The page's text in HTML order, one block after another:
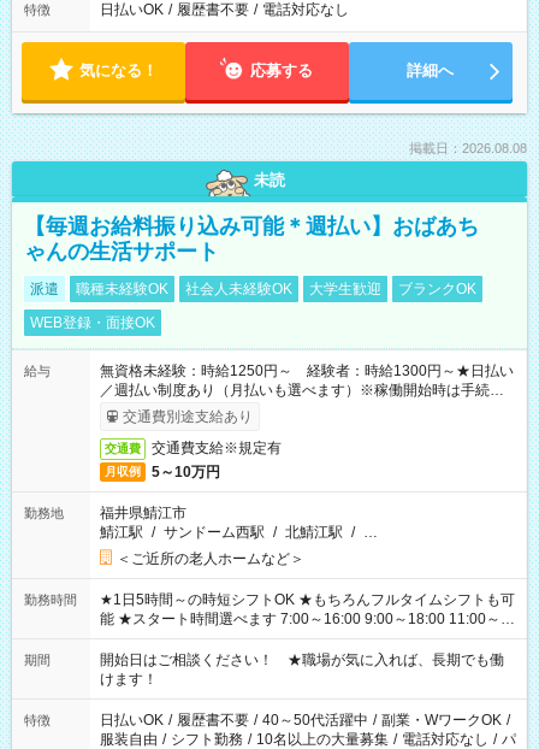
特徴 日払いOK / 履歴書不要 / 電話対応なし
気になる！ 応募する 詳細へ
掲載日：2026.08.08
未読
【毎週お給料振り込み可能＊週払い】おばあち
ゃんの生活サポート
派遣 職種未経験OK 社会人未経験OK 大学生歓迎
ブランクOK
WEB登録・面接OK
給与
無資格未経験：時給1250円～ 経験者：時給1300円～★日払い
／週払い制度あり（月払いも選べます）※稼働開始時は手続き完
了次第のお支払いとなります。
交通費別途支給あり
交通費 交通費支給※規定有
月収例 5～10万円
勤務地
福井県鯖江市
鯖江駅 / サンドーム西駅 / 北鯖江駅 / …
＜ご近所の老人ホームなど＞
勤務時間
★1日5時間～の時短シフトOK ★もちろんフルタイムシフトも可
能 ★スタート時間選べます 7:00～16:00 9:00～18:00 11:00～
20:00 など 残業なし！ ※Wワークの場合、他のお仕事と合わせ
週40時間超の就業はご案内できません ※法令に基づき、週20時
間以上勤務は社会保険への加入対象となります ※労働者派遣法
（日雇い派遣の原則禁止）により、短時間・短期間の就業はご
案内が難しい場合があります
期間
開始日はご相談ください！ ★職場が気に入れば、長期でも働
けます！
特徴 日払いOK / 履歴書不要 / 40～50代活躍中 / 副業・WワークOK /
服装自由 / シフト勤務 / 10名以上の大量募集 / 電話対応なし / パ